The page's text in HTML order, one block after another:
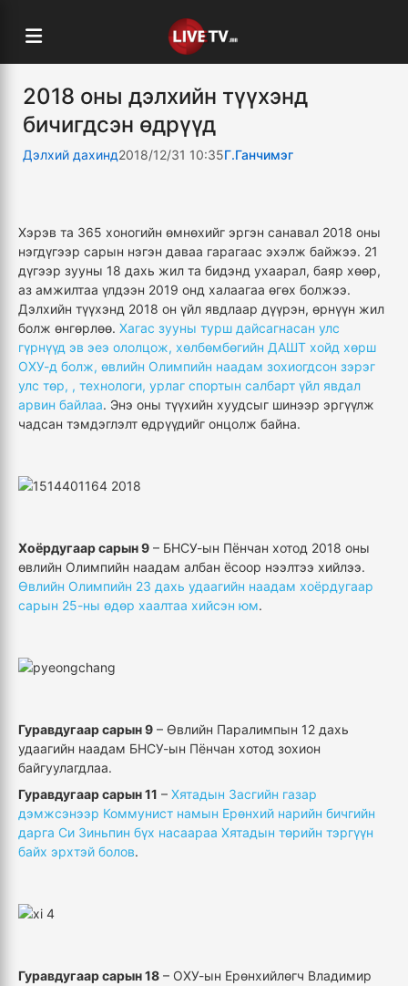
2018 оны дэлхийн түүхэнд
бичигдсэн өдрүүд
Дэлхий дахинд2018/12/31 10:35Г.Ганчимэг
Хэрэв та 365 хоногийн өмнөхийг эргэн санавал 2018 оны
нэгдүгээр сарын нэгэн даваа гарагаас эхэлж байжээ. 21
дүгээр зууны 18 дахь жил та бидэнд ухаарал, баяр хөөр,
аз амжилтаа үлдээн 2019 онд халаагаа өгөх болжээ.
Дэлхийн түүхэнд 2018 он үйл явдлаар дүүрэн, өрнүүн жил
болж өнгөрлөө. Хагас зууны турш дайсагнасан улс
гүрнүүд эв эеэ ололцож, хөлбөмбөгийн ДАШТ хойд хөрш
ОХУ-д болж, өвлийн Олимпийн наадам зохиогдсон зэрэг
улс төр, , технологи, урлаг спортын салбарт үйл явдал
арвин байлаа. Энэ оны түүхийн хуудсыг шинээр эргүүлж
чадсан тэмдэглэлт өдрүүдийг онцолж байна.
Хоёрдугаар сарын 9 – БНСУ-ын Пёнчан хотод 2018 оны
өвлийн Олимпийн наадам албан ёсоор нээлтээ хийлээ.
Өвлийн Олимпийн 23 дахь удаагийн наадам хоёрдугаар
сарын 25-ны өдөр хаалтаа хийсэн юм.
Гуравдугаар сарын 9 – Өвлийн Паралимпын 12 дахь
удаагийн наадам БНСУ-ын Пёнчан хотод зохион
байгуулагдлаа.
Гуравдугаар сарын 11 – Хятадын Засгийн газар
дэмжсэнээр Коммунист намын Ерөнхий нарийн бичгийн
дарга Си Зиньпин бүх насаараа Хятадын төрийн тэргүүн
байх эрхтэй болов.
Гуравдугаар сарын 18 – ОХУ-ын Ерөнхийлөгч Владимир